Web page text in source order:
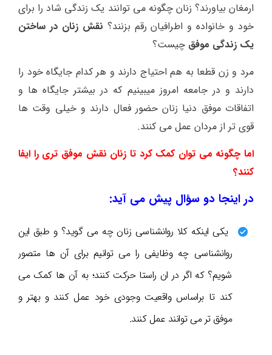
ارمغان بیاورند؟ زنان چگونه می توانند یک زندگی شاد را برای
خود و خانواده و اطرافیان رقم بزنند؟ نقش زنان در ساختن
یک زندگی موفق چیست؟
مرد و زن قطعا به هم احتیاج دارند و هر کدام جایگاه خود را
دارند و در جامعه امروز میبینیم که در بیشتر جایگاه ها و
اتفاقات موفق دنیا زنان حضور فعال دارند و خیلی وقت ها
قوی تر از مردان عمل می کنند.
اما چگونه می توان کمک کرد تا زنان نقش موفق تری را ایفا
کنند؟
در اینجا دو سؤال پیش می آید:
یکی اینکه کلا روانشناسی زنان چه می گوید؟ و طبق این
روانشناسی چه وظایفی را می توانیم برای آن ها متصور
شویم؟ که اگر در ان راستا حرکت کنند؛ به آن ها کمک می
کند تا براساس واقعیت وجودی خود عمل کنند و بهتر و
موفق تر می توانند عمل کنند.